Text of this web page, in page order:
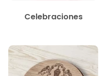
Celebraciones